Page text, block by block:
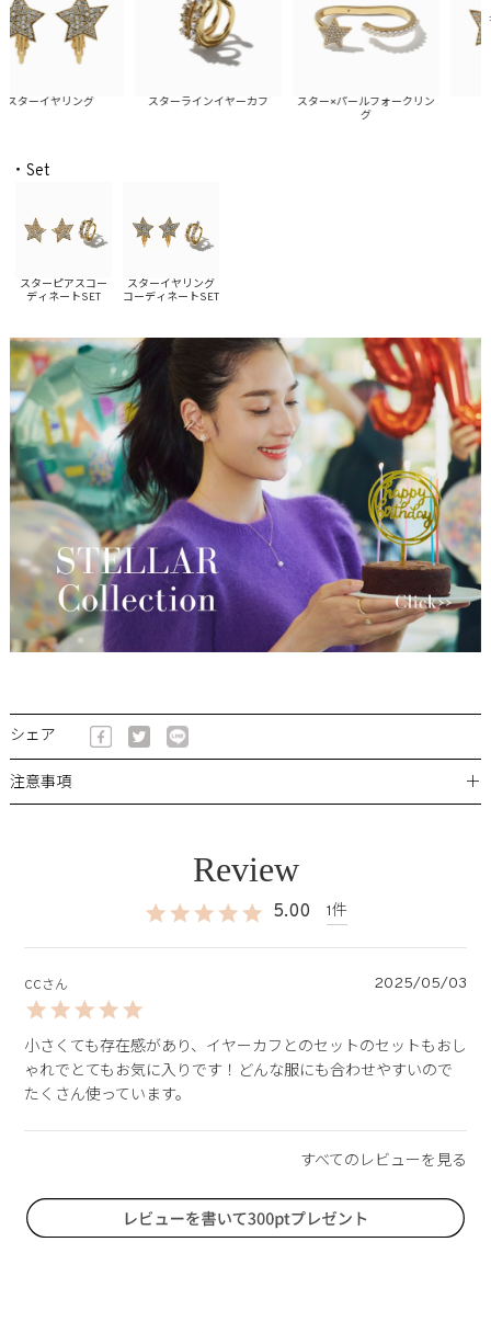
ーイヤリング スターラインイヤーカフ
スター×パールフォークリン
・Set
スターピアスコー
ディネートSET
スターイヤリング
コーディネートSET
シェア
注意事項 ＋
5.00 1
CC 2025/05/03
小さくても存在感があり、イヤーカフとのセットのセットもおし
ゃれでとてもお気に入りです！どんな服にも合わせやすいので
たくさん使っています。